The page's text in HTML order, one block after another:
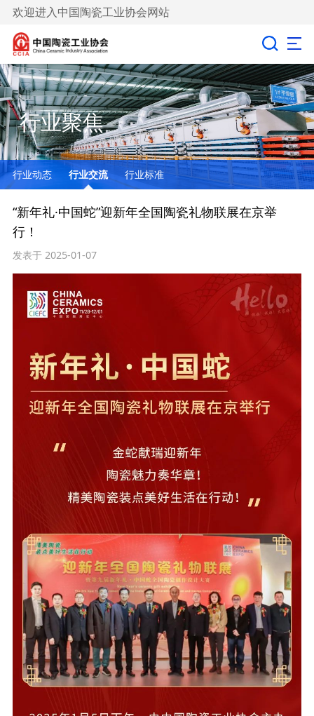
欢迎进入中国陶瓷工业协会网站
行业聚焦
行业动态 行业交流 行业标准
“新年礼·中国蛇”迎新年全国陶瓷礼物联展在京举
行！
发表于 2025-01-07